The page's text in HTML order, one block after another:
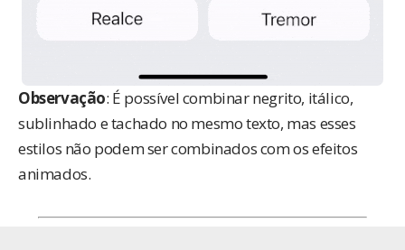
Observação: É possível combinar negrito, itálico,
sublinhado e tachado no mesmo texto, mas esses
estilos não podem ser combinados com os efeitos
animados.